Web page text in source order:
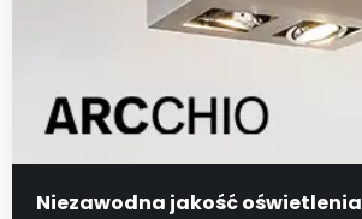
Niezawodna jakość oświetlenia